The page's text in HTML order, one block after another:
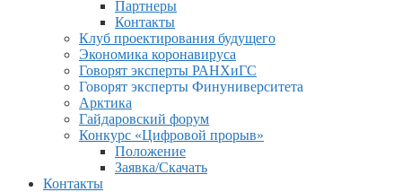
Партнеры
Контакты
Клуб проектирования будущего
Экономика коронавируса
Говорят эксперты РАНХиГС
Говорят эксперты Финуниверситета
Арктика
Гайдаровский форум
Конкурс «Цифровой прорыв»
Положение
Заявка/Скачать
Контакты